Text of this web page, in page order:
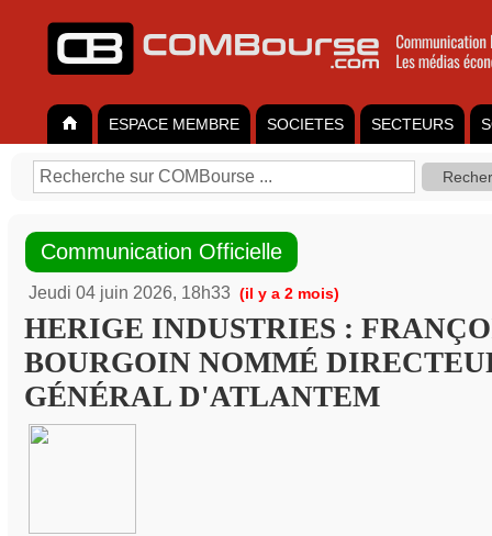
ESPACE MEMBRE SOCIETES SECTEURS
Communication Officielle
Jeudi 04 juin 2026, 18h33 (il y a 2 mois)
HERIGE INDUSTRIES :
BOURGOIN NOMMÉ
GÉNÉRAL D'ATLANTEM